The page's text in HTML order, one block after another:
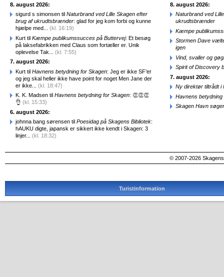
8. august 2026:
sigurd s simonsen til Naturbrand ved Lille Skagen efter
brug af ukrudtsbrænder: glad for jeg kom forbi og kunne
hjælpe med... (kl. 16:19)
Kurt til Kæmpe publikumssucces på Buttervej: Et besøg
på laksefabrikken med Claus som fortæller er. Unik
oplevelse Tak... (kl. 7:55)
7. august 2026:
Kurt til Havnens betydning for Skagen: Jeg er ikke SF’er
og jeg skal heller ikke have point for noget Men Jane der
er ikke... (kl. 18:47)
K. K. Madsen til Havnens betydning for Skagen: 👏👏👏
👌 (kl. 15:33)
6. august 2026:
johnna bang sørensen til Poesidag på Skagens Bibliotek:
hAUKU digte, japansk er sikkert ikke kendt i Skagen: 3
linjer... (kl. 18:32)
8. august 2026:
Naturbrand ved
ukrudtsbrænder
Kæmpe
Stormen Dave
igen
Vind, svaller og
Spirit of Discovery
7. august 2026:
Ny direktør tiltrådt i
Havnens betydning
Skagen Havn
© 2007-2026
Turistinformation